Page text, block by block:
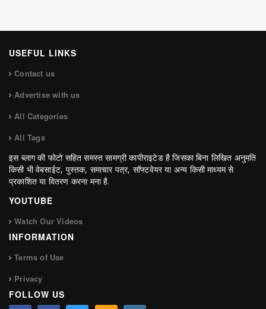
USEFUL LINKS
Contact us
Advertise with us
All Categories
All Tags
इस ब्लाग की फोटो सहित समस्त सामग्री कापीराइटेड है जिसका बिना लिखित अनुमति
किसी भी वेबसाईट, पुस्तक, समाचार पत्र, सॉफ्टवेयर या अन्य किसी माध्यम से
प्रकाशित या वितरण करना मना है.
YOUTUBE
Watch Our Videos
INFORMATION
Terms of Use
Privacy
FOLLOW US